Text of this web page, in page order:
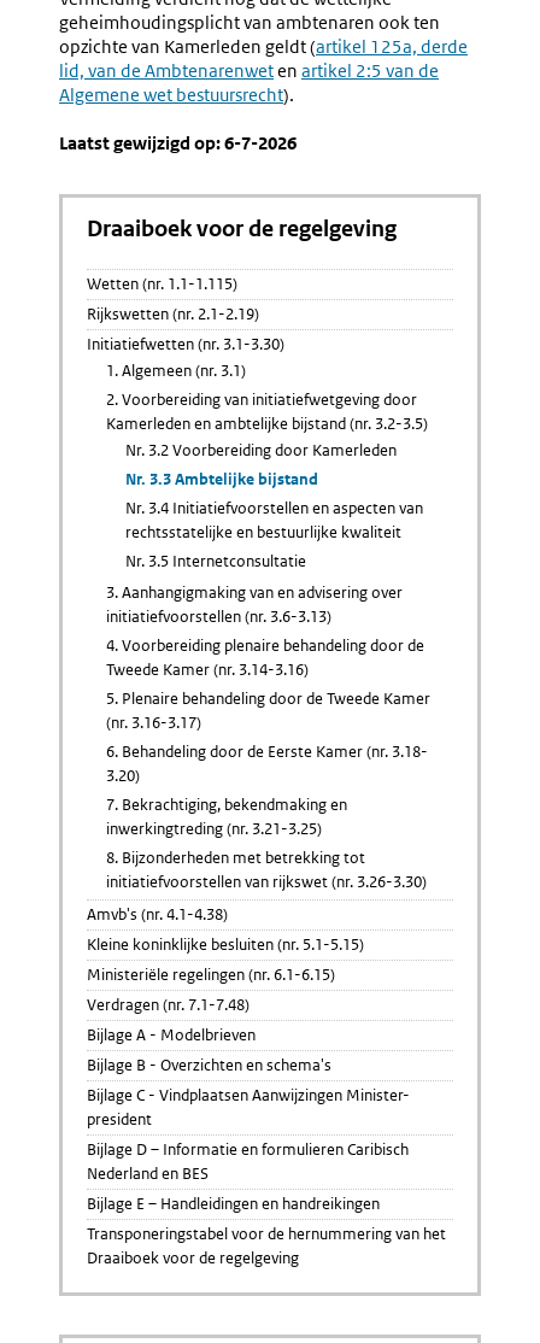
geheimhoudingsplicht van ambtenaren ook ten
opzichte van Kamerleden geldt (Externe
link:
artikel 125a, derde
lid, van de Ambtenarenweten Externe
artikel 2:5 van de
Algemene wet bestuursrecht).
Laatst gewijzigd op: 6-7-2026
Draaiboek voor de regelgeving
Wetten (nr. 1.1-1.115)
Rijkswetten (nr. 2.1-2.19)
Initiatiefwetten (nr. 3.1-3.30)
1. Algemeen (nr. 3.1)
2. Voorbereiding van initiatiefwetgeving door
Kamerleden en ambtelijke bijstand (nr. 3.2-3.5)
Nr. 3.2 Voorbereiding door Kamerleden
Nr. 3.3 Ambtelijke bijstand
Nr. 3.4 Initiatiefvoorstellen en aspecten van
rechtsstatelijke en bestuurlijke kwaliteit
Nr. 3.5 Internetconsultatie
3. Aanhangigmaking van en advisering over
initiatiefvoorstellen (nr. 3.6-3.13)
4. Voorbereiding plenaire behandeling door de
Tweede Kamer (nr. 3.14-3.16)
5. Plenaire behandeling door de Tweede Kamer
(nr. 3.16-3.17)
6. Behandeling door de Eerste Kamer (nr. 3.18-
3.20)
7. Bekrachtiging, bekendmaking en
inwerkingtreding (nr. 3.21-3.25)
8. Bijzonderheden met betrekking tot
initiatiefvoorstellen van rijkswet (nr. 3.26-3.30)
Amvb's (nr. 4.1-4.38)
Kleine koninklijke besluiten (nr. 5.1-5.15)
Ministeriële regelingen (nr. 6.1-6.15)
Verdragen (nr. 7.1-7.48)
Bijlage A - Modelbrieven
Bijlage B - Overzichten en schema's
Bijlage C - Vindplaatsen Aanwijzingen Minister-
president
Bijlage D – Informatie en formulieren Caribisch
Nederland en BES
Bijlage E – Handleidingen en handreikingen
Transponeringstabel voor de hernummering van het
Draaiboek voor de regelgeving